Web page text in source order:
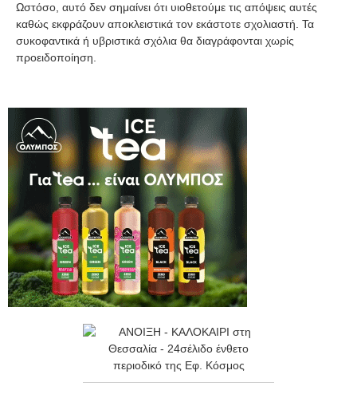
Ωστόσο, αυτό δεν σημαίνει ότι υιοθετούμε τις απόψεις αυτές
καθώς εκφράζουν αποκλειστικά τον εκάστοτε σχολιαστή. Τα
συκοφαντικά ή υβριστικά σχόλια θα διαγράφονται χωρίς
προειδοποίηση.